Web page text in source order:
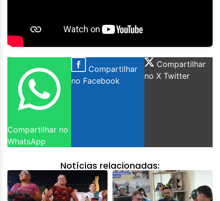
Compartilhar no
WhatsApp
Compartilhar
no Facebook
Compartilhar
no X Twitter
Notícias relacionadas: